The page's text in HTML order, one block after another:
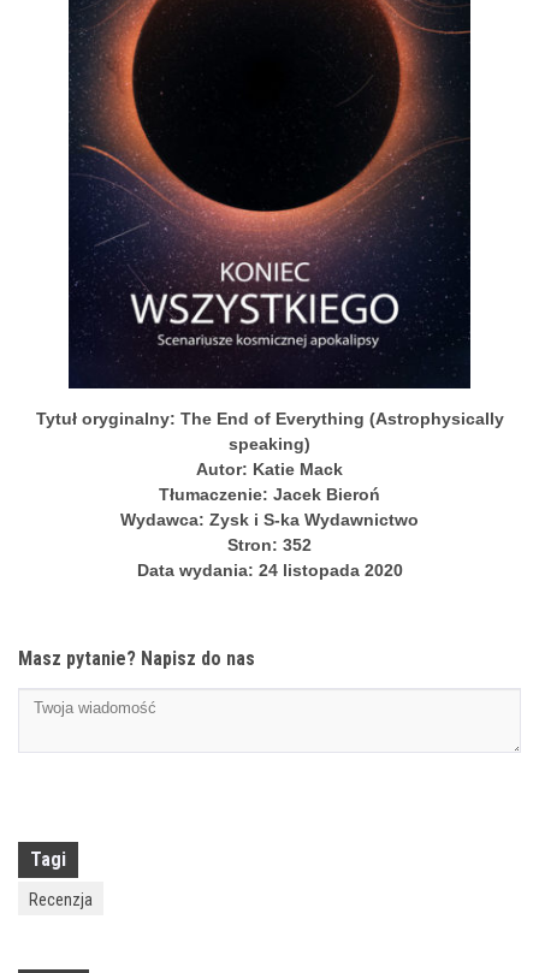
Tytuł oryginalny: The End of Everything (Astrophysically
speaking)
Autor: Katie Mack
Tłumaczenie: Jacek Bieroń
Wydawca: Zysk i S-ka Wydawnictwo
Stron: 352
Data wydania: 24 listopada 2020
Masz pytanie? Napisz do nas
Tagi
Recenzja